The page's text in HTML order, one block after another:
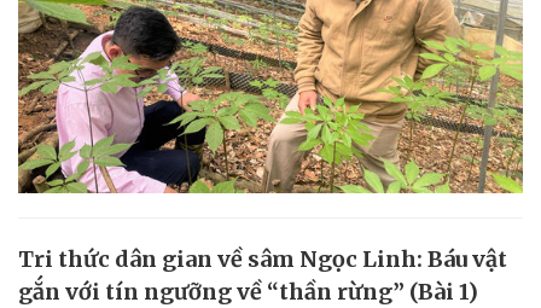
Tri thức dân gian về sâm Ngọc Linh: Báu vật
gắn với tín ngưỡng về “thần rừng” (Bài 1)